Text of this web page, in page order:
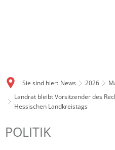
Sie sind hier: News 2026
Landrat bleibt Vorsitzender des
Hessischen Landkreistags
POLITIK